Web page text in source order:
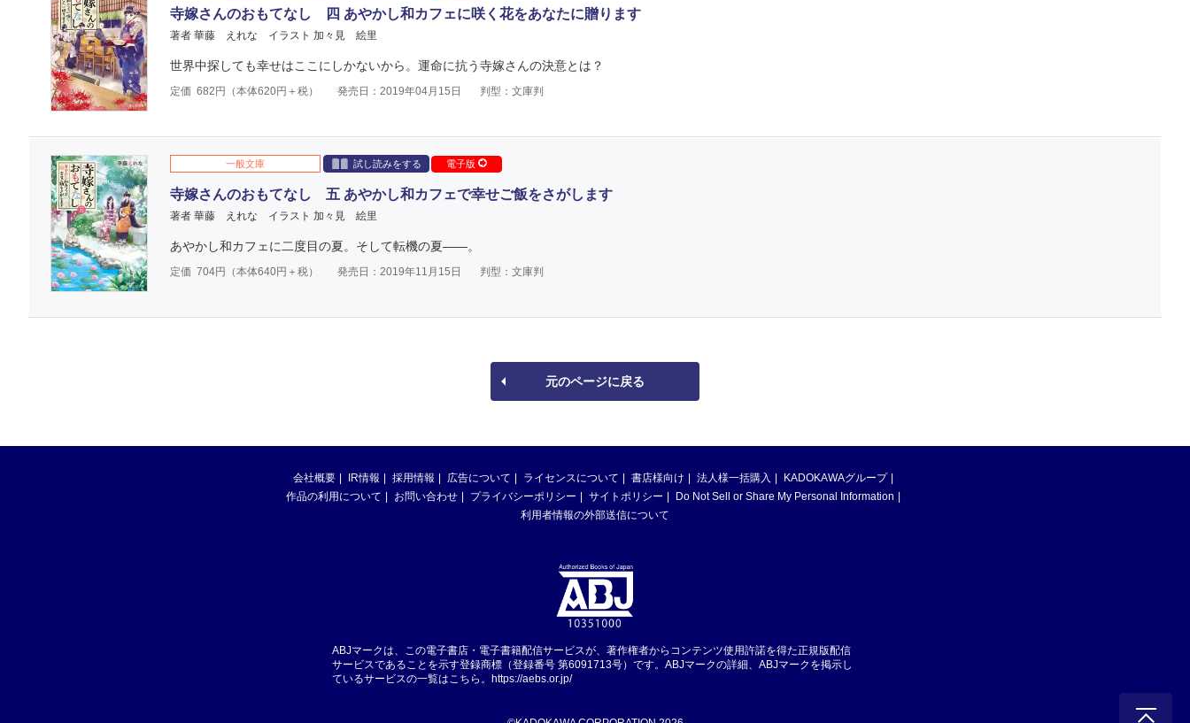
寺嫁さんのおもてなし 四 あやかし和カフェに咲く花をあなたに贈ります
著者 華藤 えれな イラスト 加々見 絵里
世界中探しても幸せはここにしかないから。運命に抗う寺嫁さんの決意とは？
定価 682 円（本体620円＋税） 発売日：2019年04月15日 判型：文庫判
一般文庫 試し読みをする 電子版
寺嫁さんのおもてなし 五 あやかし和カフェで幸せご飯をさがします
著者 華藤 えれな イラスト 加々見 絵里
あやかし和カフェに二度目の夏。そして転機の夏――。
定価 704円（本体640円＋税） 発売日：2019年11月15日 判型：文庫判
元のページに戻る
会社概要 IR情報 採用情報 広告について ライセンスについて 書店様向け 法人様一括購入
KADOKAWAグループ
作品の利用について
お問い合わせ プライバシーポリシー サイトポリシー
Do Not Sell or Share My Personal Information
利用者情報の外部送信について
ABJマークは、この電子書店・電子書籍配信サービスが、著作権者からコンテンツ使用許諾を得た正規版配信
サービスであることを示す登録商標（登録番号 第6091713号）です。ABJマークの詳細、ABJマークを掲示し
ているサービスの一覧はこちら。 https://aebs.or.jp/